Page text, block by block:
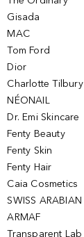
Gisada
MAC
Tom Ford
Dior
Charlotte Tilbury
NÉONAIL
Dr. Emi Skincare
Fenty Beauty
Fenty Skin
Fenty Hair
Caia Cosmetics
SWISS ARABIAN
ARMAF
Transparent Lab